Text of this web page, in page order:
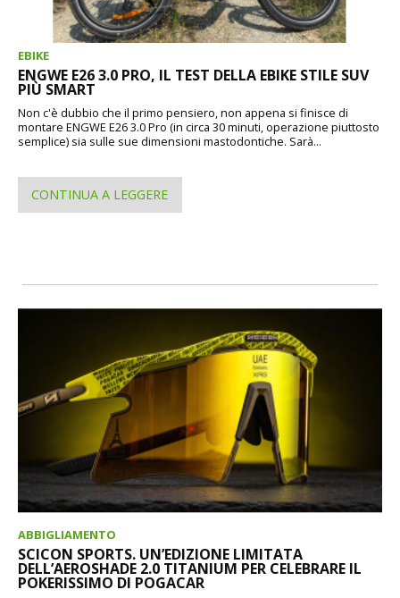
EBIKE
ENGWE E26 3.0 PRO, IL TEST DELLA EBIKE STILE SUV
PIÙ SMART
Non c'è dubbio che il primo pensiero, non appena si finisce di
montare ENGWE E26 3.0 Pro (in circa 30 minuti, operazione piuttosto
semplice) sia sulle sue dimensioni mastodontiche. Sarà...
CONTINUA A LEGGERE
ABBIGLIAMENTO
SCICON SPORTS. UN’EDIZIONE LIMITATA
DELL’AEROSHADE 2.0 TITANIUM PER CELEBRARE IL
POKERISSIMO DI POGACAR